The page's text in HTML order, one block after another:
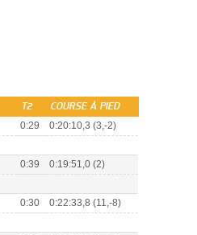
T2 COURSE À PIED
0:29 0:20:10,3 (3,-2)
0:39 0:19:51,0 (2)
0:30 0:22:33,8 (11,-8)